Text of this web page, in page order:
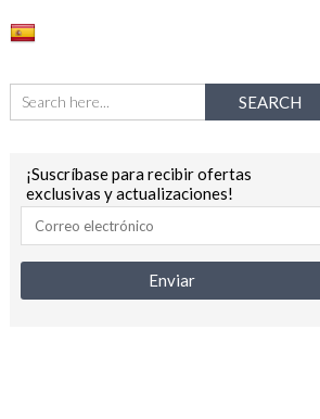
¡Suscríbase para recibir ofertas
exclusivas y actualizaciones!